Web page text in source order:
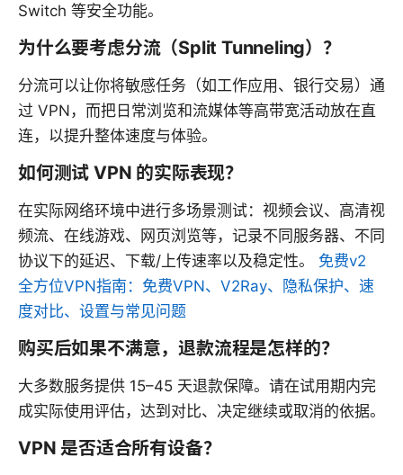
Switch 等安全功能。
为什么要考虑分流（Split Tunneling）？
分流可以让你将敏感任务（如工作应用、银行交易）通
过 VPN，而把日常浏览和流媒体等高带宽活动放在直
连，以提升整体速度与体验。
如何测试 VPN 的实际表现？
在实际网络环境中进行多场景测试：视频会议、高清视
频流、在线游戏、网页浏览等，记录不同服务器、不同
协议下的延迟、下载/上传速率以及稳定性。 免费v2
全方位VPN指南：免费VPN、V2Ray、隐私保护、速
度对比、设置与常见问题
购买后如果不满意，退款流程是怎样的？
大多数服务提供 15–45 天退款保障。请在试用期内完
成实际使用评估，达到对比、决定继续或取消的依据。
VPN 是否适合所有设备？